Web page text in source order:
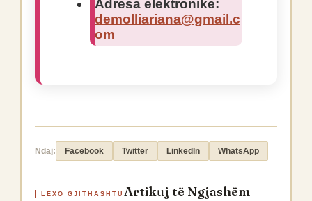
Adresa elektronike:
demolliariana@gmail.c
om
Ndaj: Facebook Twitter LinkedIn WhatsApp
LEXO GJITHASHTU Artikuj të Ngjashëm